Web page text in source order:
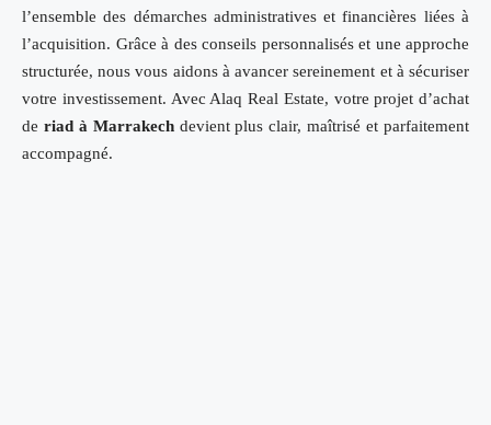
l’ensemble des démarches administratives et financières liées à
l’acquisition. Grâce à des conseils personnalisés et une approche
structurée, nous vous aidons à avancer sereinement et à sécuriser
votre investissement. Avec Alaq Real Estate, votre projet d’achat
de riad à Marrakechdevient plus clair, maîtrisé et parfaitement
accompagné.